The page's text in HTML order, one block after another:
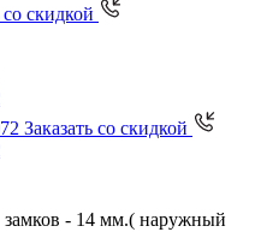
со скидкой
Заказать со скидкой
- 14 мм.( наружный